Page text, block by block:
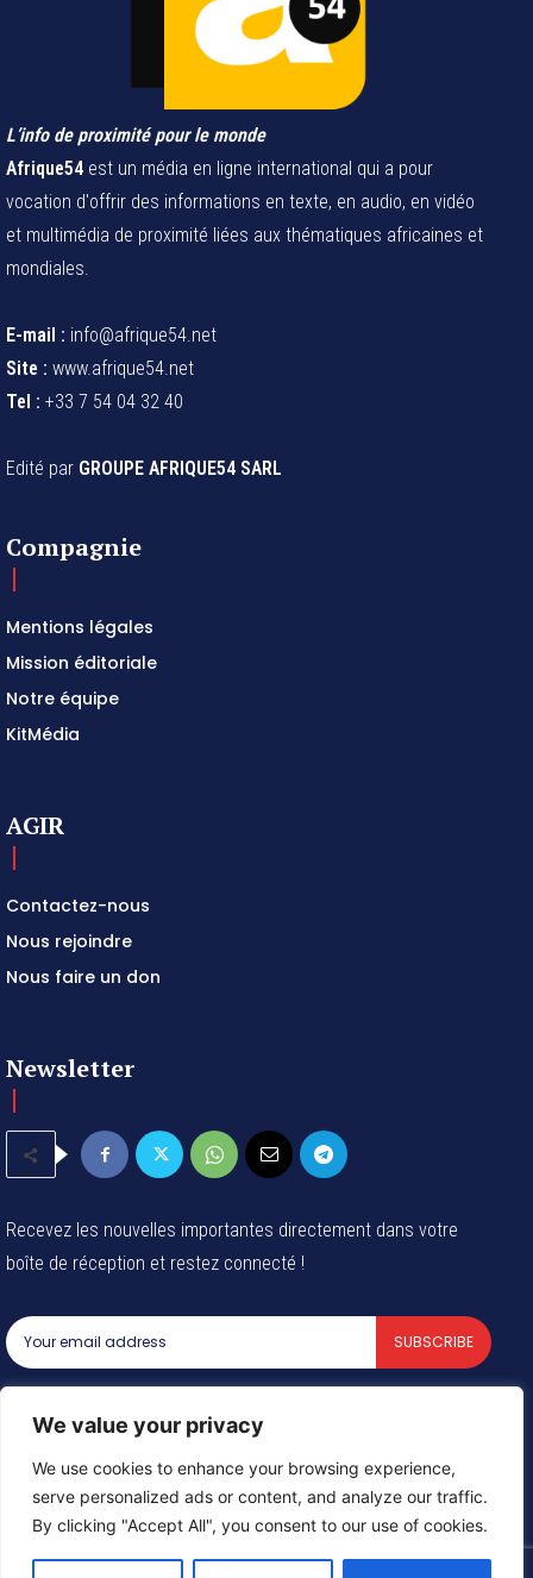
We value your privacy
We use cookies to enhance your browsing experience,
serve personalized ads or content, and analyze our traffic.
By clicking "Accept All", you consent to our use of cookies.
L’info de proximité pour le monde
Afrique54 est un média en ligne international qui a pour
vocation d'offrir des informations en texte, en audio, en vidéo
et multimédia de proximité liées aux thématiques africaines et
mondiales.
E-mail : info@afrique54.net
Site : www.afrique54.net
Tel : +33 7 54 04 32 40
Edité par GROUPE AFRIQUE54 SARL
Compagnie
Mentions légales
Mission éditoriale
Notre équipe
KitMédia
AGIR
Contactez-nous
Nous rejoindre
Nous faire un don
Newsletter
Recevez les nouvelles importantes directement dans votre
boîte de réception et restez connecté !
SUBSCRIBE
© 2024 Tous les droits reservés - Groupe Afrique54 SARL